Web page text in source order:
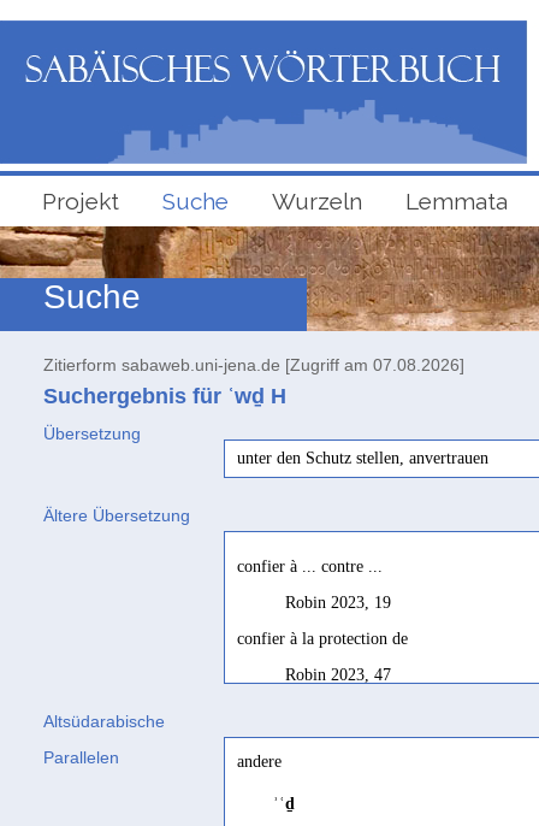
Projekt Suche Wurzeln Lemmata
Suche
Zitierform sabaweb.uni-jena.de [Zugriff am 07.08.2026]
Suchergebnis für ʿwḏ H
Übersetzung
unter den Schutz stellen, anvertrauen
Ältere Übersetzung
confier à ... contre ...
Robin 2023, 19
confier à la protection de
Robin 2023, 47
Altsüdarabische
Parallelen
andere
ʾʿḏ